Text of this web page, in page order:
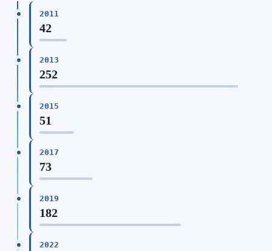
2011
42
2013
252
2015
51
2017
73
2019
182
2022